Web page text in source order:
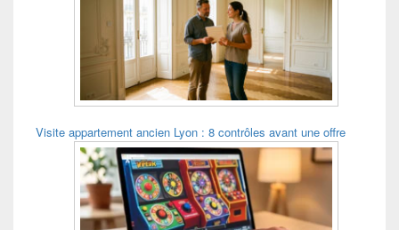
Visite appartement ancien Lyon : 8 contrôles avant une offre